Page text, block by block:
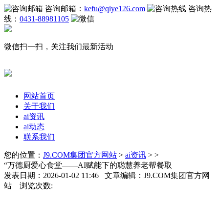
咨询邮箱： kefu@qiye126.com
咨询热
线： 0431-88981105
微信扫一扫，关注我们最新活动
网站首页
关于我们
ai资讯
ai动态
联系我们
您的位置： J9.COM集团官方网站 > ai资讯 > >
“万德厨爱心食堂——AI赋能下的聪慧养老帮餐取
发表日期：2026-01-02 11:46 文章编辑：J9.COM集团官方网
站 浏览次数: